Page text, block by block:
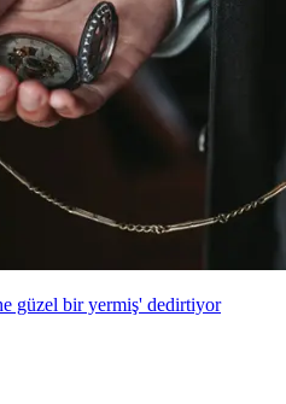
güzel bir yermiş' dedirtiyor